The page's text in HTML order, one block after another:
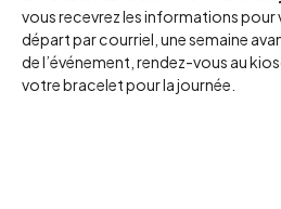
vous recevrez les informations pour
départ par courriel, une semaine
de l’événement, rendez-vous au
votre bracelet pour la journée.